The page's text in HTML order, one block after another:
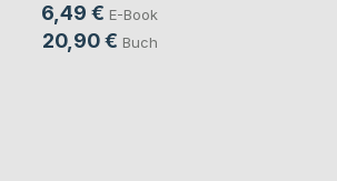
6,49 € E-Book
20,90 € Buch